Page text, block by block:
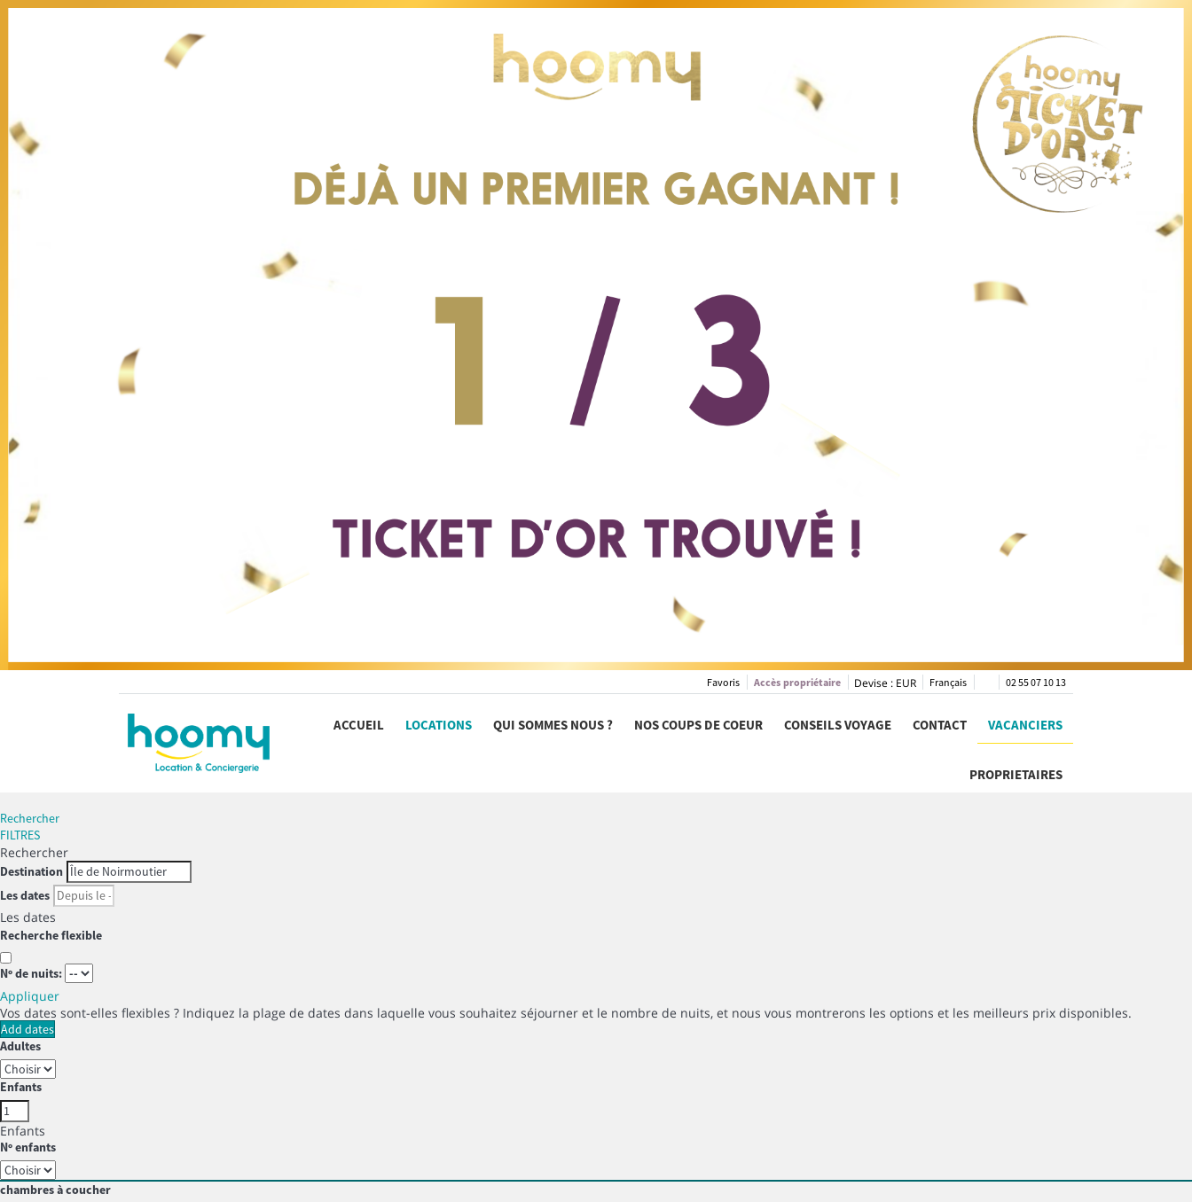
02 55 07 10 13
Français
Devise : EUR
Accès propriétaire
Favoris
ACCUEIL LOCATIONS QUI SOMMES NOUS ? NOS COUPS DE COEUR CONSEILS VOYAGE CONTACT VACANCIERS
PROPRIETAIRES
Rechercher
FILTRES
Rechercher
Destination
Les dates
Les dates
Recherche flexible
Nº de nuits:
Appliquer
Vos dates sont-elles flexibles ? Indiquez la plage de dates dans laquelle vous souhaitez séjourner et le nombre de nuits, et nous vous montrerons les options et les meilleurs prix disponibles.
Add dates
Adultes
Enfants
Enfants
Nº enfants
chambres à coucher